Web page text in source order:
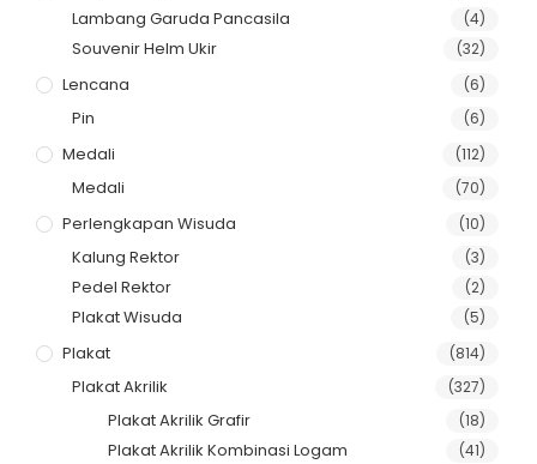
Lambang Garuda Pancasila (4)
Souvenir Helm Ukir (32)
Lencana (6)
Pin (6)
Medali (112)
Medali (70)
Perlengkapan Wisuda (10)
Kalung Rektor (3)
Pedel Rektor (2)
Plakat Wisuda (5)
Plakat (814)
Plakat Akrilik (327)
Plakat Akrilik Grafir (18)
Plakat Akrilik Kombinasi Logam (41)